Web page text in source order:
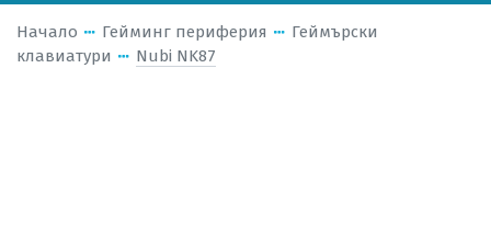
Начало Гейминг периферия
Геймърски
клавиатури
Nubi NK87